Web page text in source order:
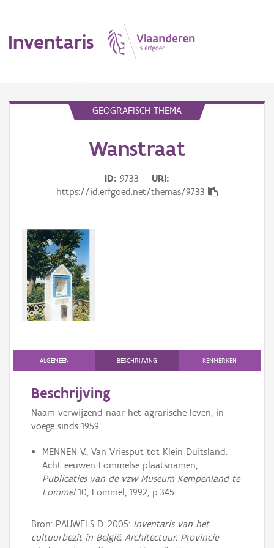
Inventaris
Thema
Gebeurtenis
Persoon of collectief
Downloads
Aanmelden
GEOGRAFISCH THEMA
Wanstraat
ID 9733
URI
https://id.erfgoed.net/themas/9733
ALGEMEEN BESCHRIJVING KENMERKEN
Beschrijving
Naam verwijzend naar het agrarische leven, in
voege sinds 1959.
MENNEN V., Van Vriesput tot Klein Duitsland.
Acht eeuwen Lommelse plaatsnamen,
Publicaties van de vzw Museum Kempenland te
Lommel10, Lommel, 1992, p.345.
Bron: PAUWELS D. 2005: Inventaris van het
cultuurbezit in België, Architectuur, Provincie